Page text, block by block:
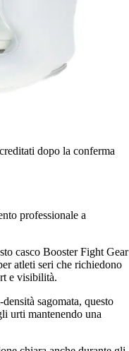
dopo la conferma
professionale a
casco Booster Fight Gear
atleti seri che richiedono
e visibilità.
sagomata, questo
urti mantenendo una